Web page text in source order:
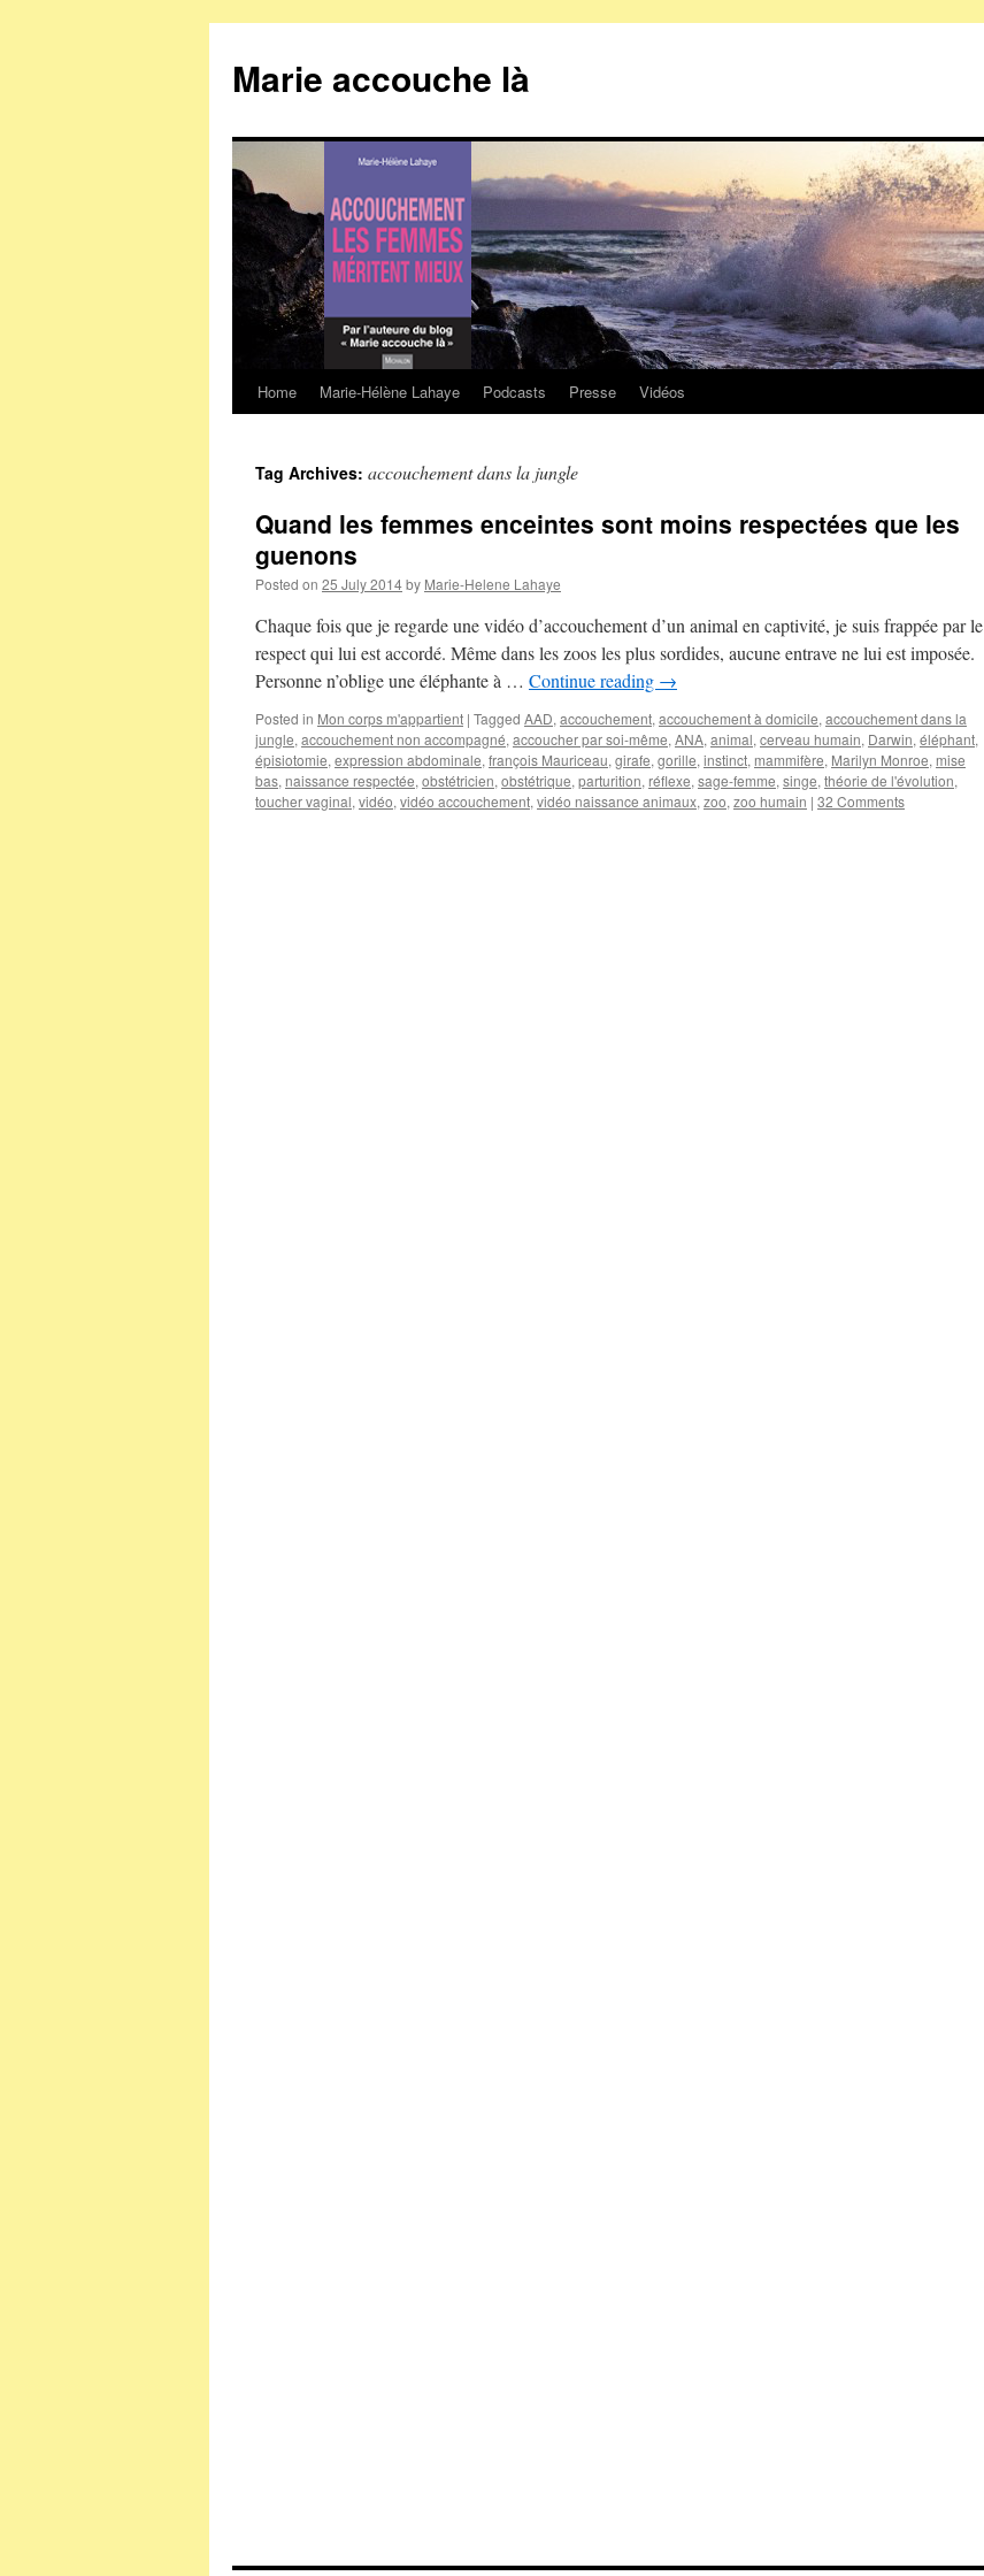
Marie accouche là
Skip
content
Home Marie-Hélène Lahaye Podcasts Presse Vidéos
Tag Archives: accouchement dans la jungle
Quand les femmes enceintes sont moins respectées que les
guenons
Posted on 25 July 2014by Marie-Helene Lahaye
Chaque fois que je regarde une vidéo d’accouchement d’un animal en captivité, je suis frappée par le
respect qui lui est accordé. Même dans les zoos les plus sordides, aucune entrave ne lui est imposée.
Personne n’oblige une éléphante à … Continue reading →
Posted in Mon corps m'appartient | Tagged AAD, accouchement, accouchement à domicile, accouchement dans la
jungle, accouchement non accompagné, accoucher par soi-même, ANA, animal, cerveau humain, Darwin, éléphant,
épisiotomie, expression abdominale, françois Mauriceau, girafe, gorille, instinct, mammifère, Marilyn Monroe, mise
bas, naissance respectée, obstétricien, obstétrique, parturition, réflexe, sage-femme, singe, théorie de l'évolution,
toucher vaginal, vidéo, vidéo accouchement, vidéo naissance animaux, zoo, zoo humain | 32 Comments